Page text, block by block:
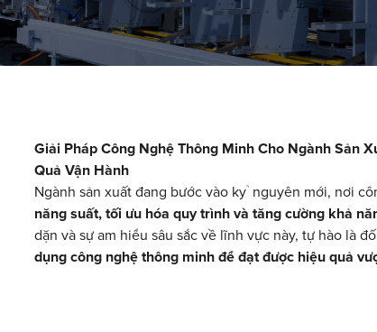
Giải Pháp Công Nghệ Thông Minh Cho Ngành Sản
Quả Vận Hành
Ngành sản xuất đang bước vào kỷ nguyên mới, nơi
năng suất, tối ưu hóa quy trình và tăng cường khả
dặn và sự am hiểu sâu sắc về lĩnh vực này, tự hào là
dụng công nghệ thông minh để đạt được hiệu quả